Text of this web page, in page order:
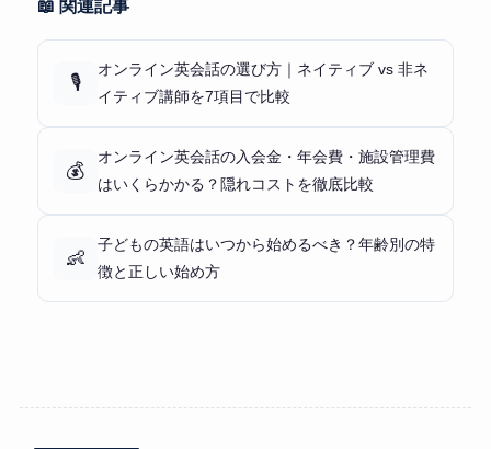
📖 関連記事
🎙️
オンライン英会話の選び方｜ネイティブ vs 非ネ
イティブ講師を7項目で比較
💰
オンライン英会話の入会金・年会費・施設管理費
はいくらかかる？隠れコストを徹底比較
👶
子どもの英語はいつから始めるべき？年齢別の特
徴と正しい始め方